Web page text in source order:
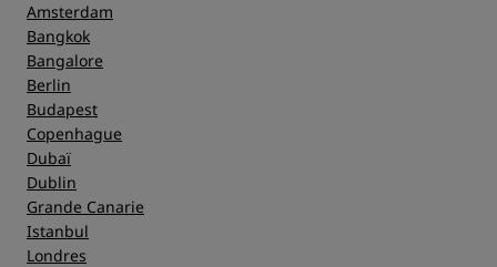
Amsterdam
Bangkok
Bangalore
Berlin
Budapest
Copenhague
Dubaï
Dublin
Grande Canarie
Istanbul
Londres